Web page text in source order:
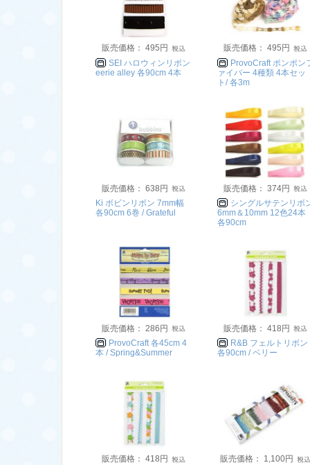
販売価格： 495円
SEI ハロウィンリボン
eerie alley 各90cm 4本
販売価格： 495円
ProvoCraft ポンポン
ァイバー 4種類 4本セッ
ト/ 各3m
販売価格： 638円
Ki ボビンリボン 7mm幅
各90cm 6巻 / Grateful
販売価格： 374円
シングルサテンリボ
6mm＆10mm 12色24
各90cm
販売価格： 286円
ProvoCraft 各45cm 4
本 / Spring&Summer
販売価格： 418円
R&B フェルトリボン
各90cm / ベリー
販売価格： 418円
販売価格： 1,100円